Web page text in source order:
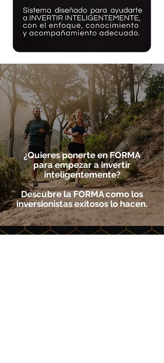
¿Quieres ponerte en FORMA
para empezar a invertir
inteligentemente?
Descubre la FORMA como los
inversionistas exitosos lo hacen.